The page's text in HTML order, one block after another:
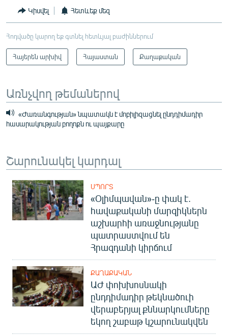
Կիսվել Հետևեք մեզ
Հոդվածը կարող եք գտնել հետևյալ բաժիններում
Հայերեն արխիվ Հայաստան Քաղաքական
Առնչվող թեմաներով
«Ժառանգության» նպատակն է մոբիլիզացնել ընդդիմադիր
հասարակության բողոքն ու պայքարը
Շարունակել կարդալ
ՍՊՈՐՏ
«Օլիմպավան»-ը փակ է.
հավաքականի մարզիկներն
աշխարհի առաջնությանը
պատրաստվում են
Հրազդանի կիրճում
ՔԱՂԱՔԱԿԱՆ
ԱԺ փոխխոսնակի
ընդդիմադիր թեկնածուի
վերաբերյալ քննարկումները
եկող շաբաթ կշարունակվեն